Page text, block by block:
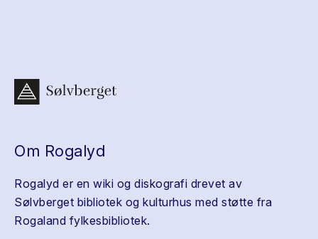
Om Rogalyd
Rogalyd er en wiki og diskografi drevet av
Sølvberget bibliotek og kulturhus med støtte fra
Rogaland fylkesbibliotek.